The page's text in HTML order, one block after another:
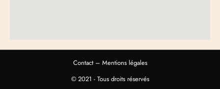
Contact– Mentions légales
© 2021 - Tous droits réservés